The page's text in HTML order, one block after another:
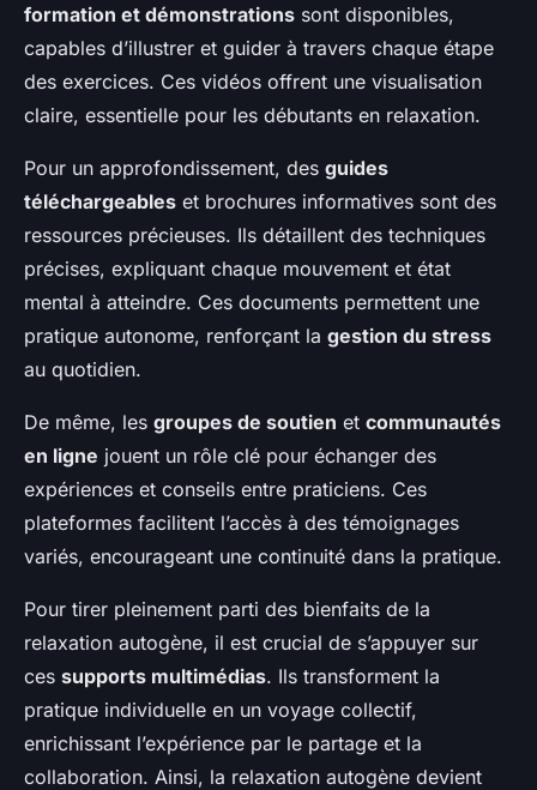
formation et démonstrations sont disponibles,
capables d’illustrer et guider à travers chaque étape
des exercices. Ces vidéos offrent une visualisation
claire, essentielle pour les débutants en relaxation.
Pour un approfondissement, des guides
téléchargeables et brochures informatives sont des
ressources précieuses. Ils détaillent des techniques
précises, expliquant chaque mouvement et état
mental à atteindre. Ces documents permettent une
pratique autonome, renforçant la gestion du stress
au quotidien.
De même, les groupes de soutien et communautés
en ligne jouent un rôle clé pour échanger des
expériences et conseils entre praticiens. Ces
plateformes facilitent l’accès à des témoignages
variés, encourageant une continuité dans la pratique.
Pour tirer pleinement parti des bienfaits de la
relaxation autogène, il est crucial de s’appuyer sur
ces supports multimédias. Ils transforment la
pratique individuelle en un voyage collectif,
enrichissant l’expérience par le partage et la
collaboration. Ainsi, la relaxation autogène devient